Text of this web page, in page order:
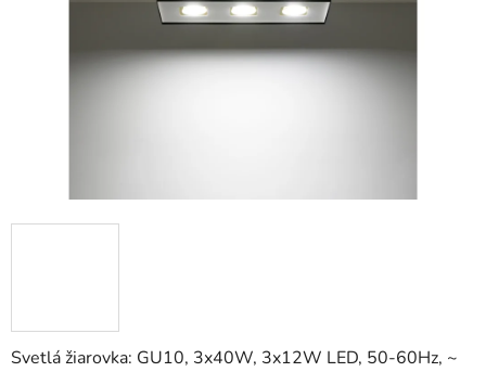
Svetlá žiarovka: GU10, 3x40W, 3x12W LED, 50-60Hz, ~